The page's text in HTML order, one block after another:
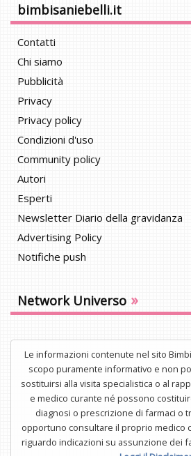
bimbisaniebelli.it
Contatti
Chi siamo
Pubblicità
Privacy
Privacy policy
Condizioni d'uso
Community policy
Autori
Esperti
Newsletter Diario della gravidanza
Advertising Policy
Notifiche push
Network Universo »
Le informazioni contenute nel sito
scopo puramente informativo e non
sostituirsi alla visita specialistica o al
e medico curante né possono
diagnosi o prescrizione di farmaci o
opportuno consultare il proprio medico
riguardo indicazioni su assunzione dei